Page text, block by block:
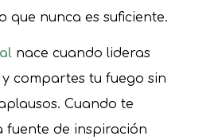
que nunca es suficiente.
nace cuando lideras
compartes tu fuego sin
Cuando te
fuente de inspiración